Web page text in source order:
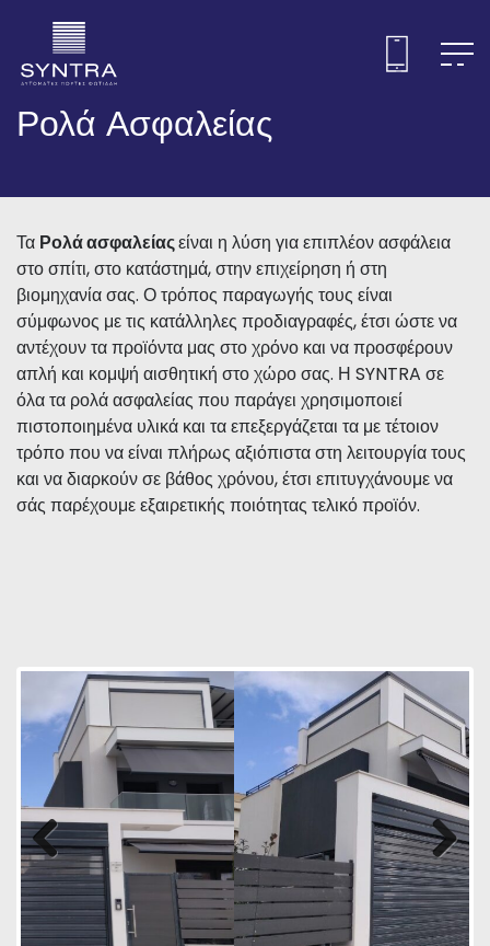
Ρολά Ασφαλείας
Τα Ρολά ασφαλείαςείναι η λύση για επιπλέον ασφάλεια
στο σπίτι, στο κατάστημά, στην επιχείρηση ή στη
βιομηχανία σας. Ο τρόπος παραγωγής τους είναι
σύμφωνος με τις κατάλληλες προδιαγραφές, έτσι ώστε να
αντέχουν τα προϊόντα μας στο χρόνο και να προσφέρουν
απλή και κομψή αισθητική στο χώρο σας. Η SYNTRA σε
όλα τα ρολά ασφαλείας που παράγει χρησιμοποιεί
πιστοποιημένα υλικά και τα επεξεργάζεται τα με τέτοιον
τρόπο που να είναι πλήρως αξιόπιστα στη λειτουργία τους
και να διαρκούν σε βάθος χρόνου, έτσι επιτυγχάνουμε να
σάς παρέχουμε εξαιρετικής ποιότητας τελικό προϊόν.
Previous Next